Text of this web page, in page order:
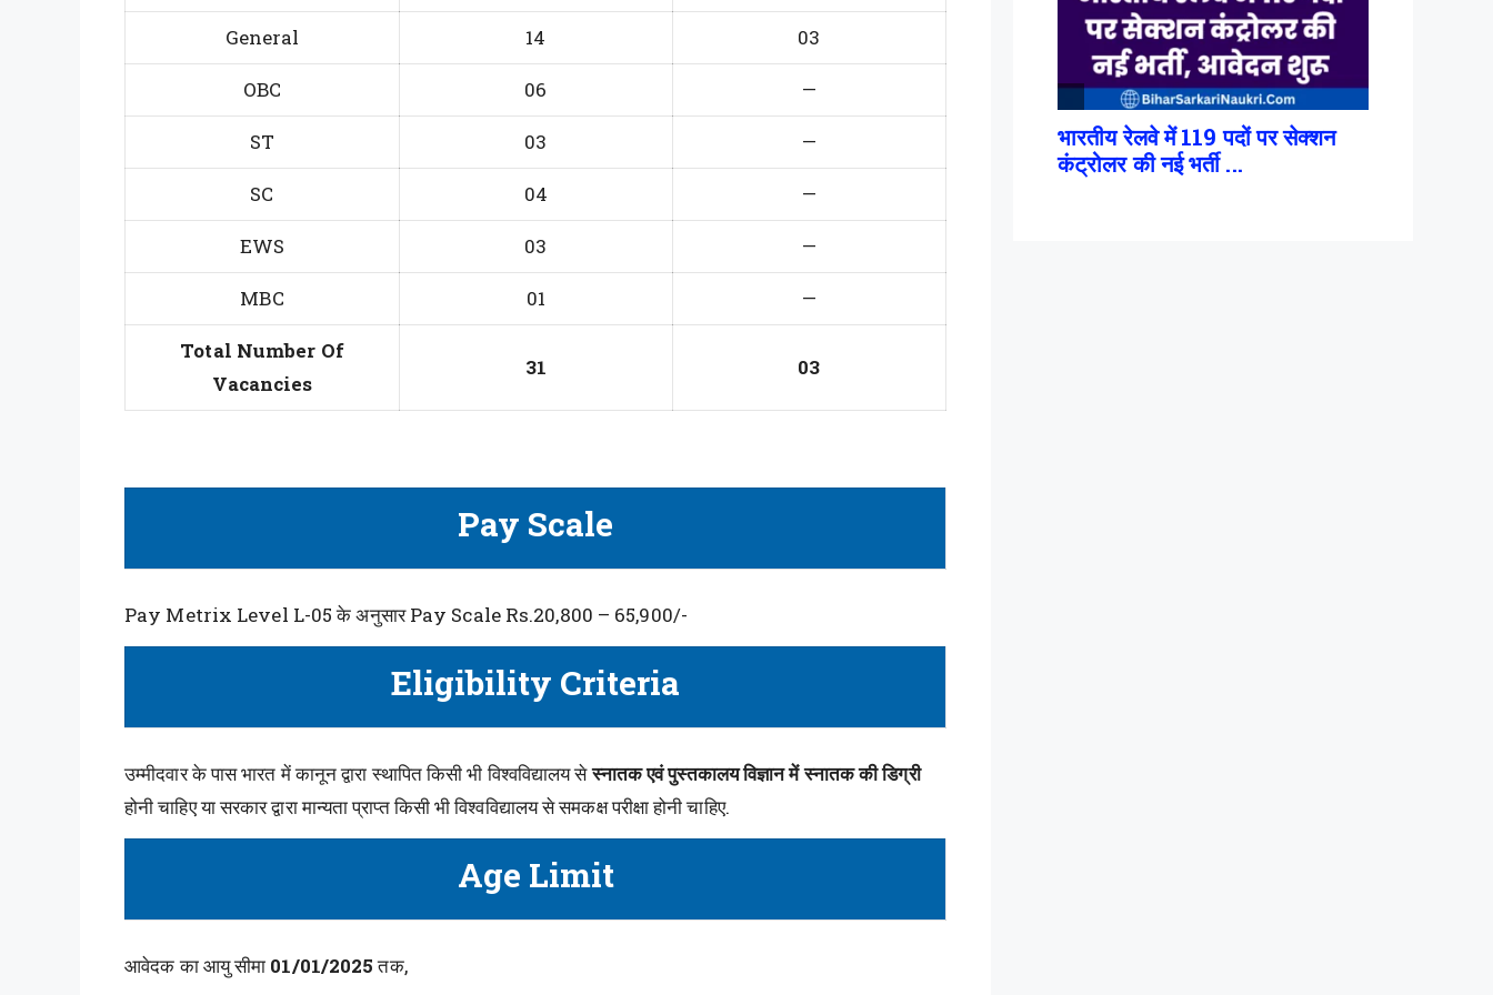
General 14 03
OBC 06 —
ST 03 —
SC 04 —
EWS 03 —
MBC 01 —
Total Number Of
Vacancies
31 03
Pay Scale
Pay Metrix Level L-05 के अनुसार Pay Scale Rs.20,800 – 65,900/-
Eligibility Criteria
उम्मीदवार के पास भारत में कानून द्वारा स्थापित किसी भी विश्वविद्यालय सेस्नातक एवं पुस्तकालय विज्ञान में स्नातक की डिग्री
होनी चाहिए या सरकार द्वारा मान्यता प्राप्त किसी भी विश्वविद्यालय से समकक्ष परीक्षा होनी चाहिए.
Age Limit
आवेदक का आयु सीमा 01/01/2025तक,